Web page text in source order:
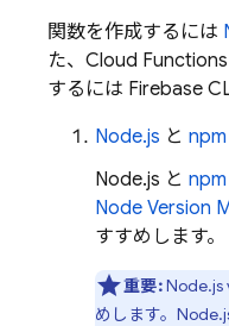
関数を作成するには
た、 Cloud Functions
するには Firebase
Node.js と npm
Node.js と npm
Node Version
すすめします。
重要:Node.js
めします。